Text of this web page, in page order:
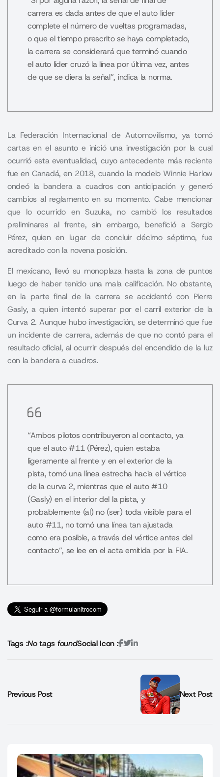
carrera es dada antes de que el auto líder
complete el número de vueltas programadas,
o que el tiempo prescrito se haya completado,
la carrera se considerará que terminó cuando
el auto líder cruzó la línea por última vez, antes
de que se diera la señal”, indica la norma.
La Federación Internacional de Automovilismo, ya tomó
cartas en el asunto e inició una investigación por la cual
ocurrió esta eventualidad, cuyo antecedente más reciente
fue en Canadá, en 2018, cuando la modelo Winnie Harlow
ondeó la bandera a cuadros con anticipación y generó
cambios al reglamento en su momento. Cabe mencionar
que lo ocurrido en Suzuka, no cambió los resultados
preliminares al frente, sin embargo, benefició a Sergio
Pérez, quien en lugar de concluir décimo séptimo, fue
acreditado con la novena posición.
El mexicano, llevó su monoplaza hasta la zona de puntos
luego de haber tenido una mala calificación. No obstante,
en la parte final de la carrera se accidentó con Pierre
Gasly, a quien intentó superar por el carril exterior de la
Curva 2. Aunque hubo investigación, se determinó que fue
un incidente de carrera, además de que no contó para el
resultado oficial, al ocurrir después del encendido de la luz
con la bandera a cuadros.
“Ambos pilotos contribuyeron al contacto, ya
que el auto #11 (Pérez), quien estaba
ligeramente al frente y en el exterior de la
pista, tomó una línea estrecha hacia el vértice
de la curva 2, mientras que el auto #10
(Gasly) en el interior del la pista, y
probablemente (al) no (ser) toda visible para el
auto #11, no tomó una línea tan ajustada
como era posible, a través del vértice antes del
contacto”, se lee en el acta emitida por la FIA.
Tags :No tags foundSocial Icon :
Previous Post Next Post